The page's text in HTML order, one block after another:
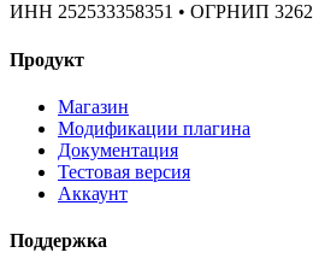
ИНН 252533358351 • ОГРНИП
Продукт
Магазин
Модификации плагина
Документация
Тестовая версия
Аккаунт
Поддержка